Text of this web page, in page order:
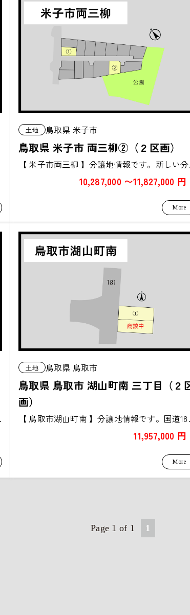
土地 鳥取県 米子市
鳥取県 米子市 両三柳②（２区画）
【 米
10,287,000 〜11,827,000 円
More
。17...
土地 鳥取県 鳥取市
鳥取県 鳥取市 湖山町南 三丁目（２
画）
【 鳥取
11,957,000 円
More
Page 1 of 1 1